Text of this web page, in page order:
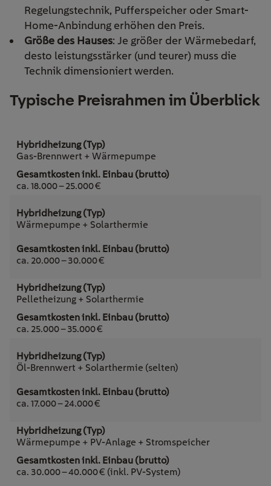
Regelungstechnik, Pufferspeicher oder Smart-
Home-Anbindung erhöhen den Preis.
Größe des Hauses: Je größer der Wärmebedarf,
desto leistungsstärker (und teurer) muss die
Technik dimensioniert werden.
Typische Preisrahmen im Überblick
Gas-Brennwert + Wärmepumpe
ca. 18.000 – 25.000 €
Wärmepumpe + Solarthermie
ca. 20.000 – 30.000 €
Pelletheizung + Solarthermie
ca. 25.000 – 35.000 €
Öl-Brennwert + Solarthermie (selten)
ca. 17.000 – 24.000 €
Wärmepumpe + PV-Anlage + Stromspeicher
ca. 30.000 – 40.000 € (inkl. PV-System)